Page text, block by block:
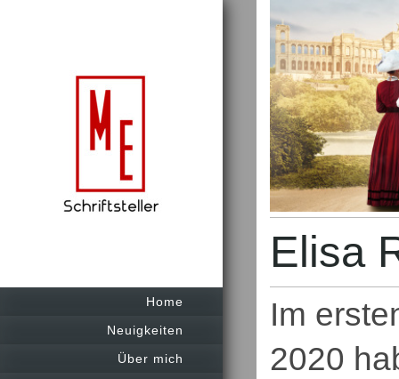
Home
Neuigkeiten
Über mich
Elisa
Im
2020